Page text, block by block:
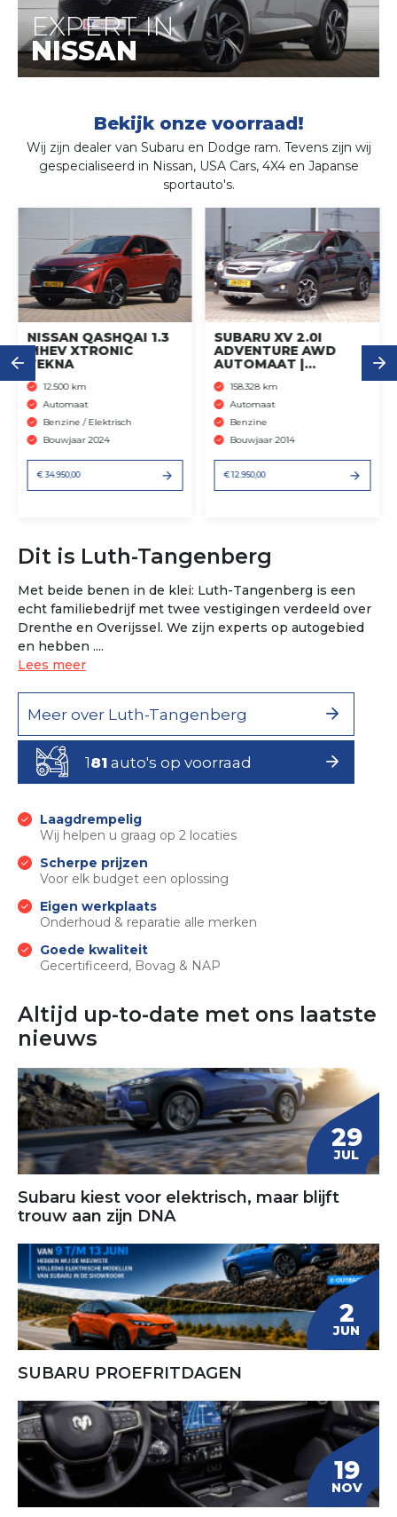
EXPERT IN
NISSAN
Bekijk onze voorraad!
Wij zijn dealer van Subaru en Dodge ram. Tevens zijn wij
gespecialiseerd in Nissan, USA Cars, 4X4 en Japanse
sportauto's.
NISSAN QASHQAI 1.3
MHEV XTRONIC
TEKNA
12.500 km
Automaat
Benzine / Elektrisch
Bouwjaar 2024
€ 34.950,00
SUBARU XV 2.0I
ADVENTURE AWD
AUTOMAAT |
158.328 km
Automaat
Benzine
Bouwjaar 2014
€ 12.950,00
Dit is Luth-Tangenberg
Met beide benen in de klei: Luth-Tangenberg is een
echt familiebedrijf met twee vestigingen verdeeld over
Drenthe en Overijssel. We zijn experts op autogebied
en hebben ....
Lees meer
Meer over Luth-Tangenberg
181 auto's op voorraad
Laagdrempelig
Wij helpen u graag op 2 locaties
Scherpe prijzen
Voor elk budget een oplossing
Eigen werkplaats
Onderhoud & reparatie alle merken
Goede kwaliteit
Gecertificeerd, Bovag & NAP
Altijd up-to-date met ons laatste
nieuws
29
JUL
Subaru kiest voor elektrisch, maar blijft
trouw aan zijn DNA
2
JUN
SUBARU PROEFRITDAGEN
19
NOV